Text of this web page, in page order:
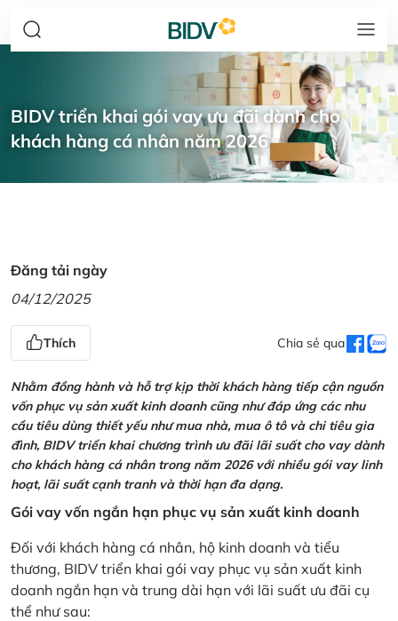
BIDV triển khai gói vay ưu đãi dành cho
khách hàng cá nhân năm 2026
Đăng tải ngày
04/12/2025
Thích Chia sẻ qua
Nhằm đồng hành và hỗ trợ kịp thời khách hàng tiếp cận nguồn
vốn phục vụ sản xuất kinh doanh cũng như đáp ứng các nhu
cầu tiêu dùng thiết yếu như mua nhà, mua ô tô và chi tiêu gia
đình, BIDV triển khai chương trình ưu đãi lãi suất cho vay dành
cho khách hàng cá nhân trong năm 2026 với nhiều gói vay linh
hoạt, lãi suất cạnh tranh và thời hạn đa dạng.
Gói vay vốn ngắn hạn phục vụ sản xuất kinh doanh
Đối với khách hàng cá nhân, hộ kinh doanh và tiểu
thương, BIDV triển khai gói vay phục vụ sản xuất kinh
doanh ngắn hạn và trung dài hạn với lãi suất ưu đãi cụ
thể như sau: